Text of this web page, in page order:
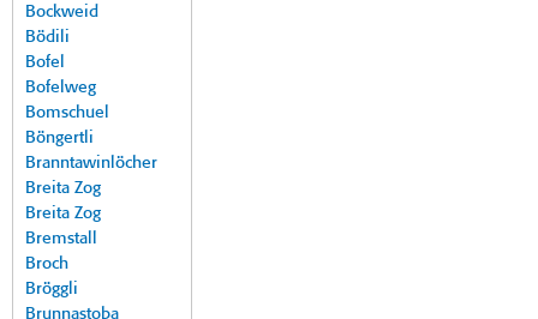
Bockweid
Bödili
Bofel
Bofelweg
Bomschuel
Böngertli
Branntawinlöcher
Breita Zog
Breita Zog
Bremstall
Broch
Bröggli
Brunnastoba